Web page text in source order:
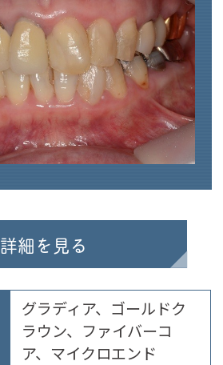
詳細を見る
グラディア、ゴールドク
ラウン、ファイバーコ
ア、マイクロエンド